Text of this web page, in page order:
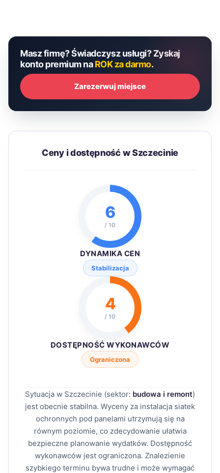
Masz firmę? Świadczysz usługi? Zyskaj
konto premium naROK za darmo.
Zarezerwuj miejsce
Ceny i dostępność w Szczecinie
6
/ 10
DYNAMIKA CEN
Stabilizacja
4
/ 10
DOSTĘPNOŚĆ WYKONAWCÓW
Ograniczona
Sytuacja w Szczecinie (sektor: budowa i remont)
jest obecnie stabilna. Wyceny za instalacja siatek
ochronnych pod panelami utrzymują się na
równym poziomie, co zdecydowanie ułatwia
bezpieczne planowanie wydatków. Dostępność
wykonawców jest ograniczona. Znalezienie
szybkiego terminu bywa trudne i może wymagać